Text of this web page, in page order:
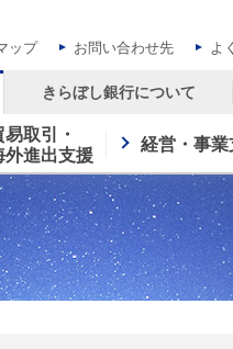
ップ お問い合わせ先 よ
きらぼし銀行について
易取引・
外進出支援
経営・事業